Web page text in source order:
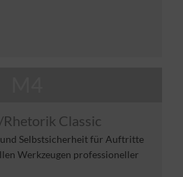
Classic
Selbstsicherheit für Auftritte
Werkzeugen professioneller